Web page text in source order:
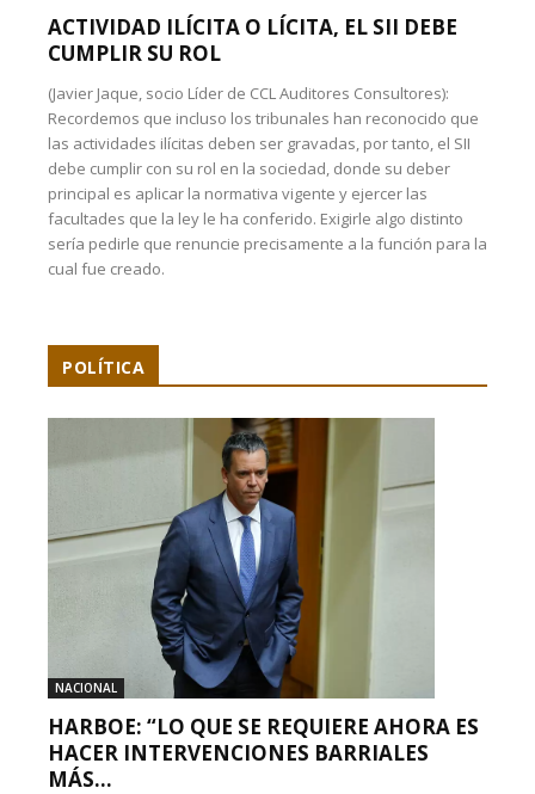
ACTIVIDAD ILÍCITA O LÍCITA, EL SII DEBE
CUMPLIR SU ROL
(Javier Jaque, socio Líder de CCL Auditores Consultores):
Recordemos que incluso los tribunales han reconocido que
las actividades ilícitas deben ser gravadas, por tanto, el SII
debe cumplir con su rol en la sociedad, donde su deber
principal es aplicar la normativa vigente y ejercer las
facultades que la ley le ha conferido. Exigirle algo distinto
sería pedirle que renuncie precisamente a la función para la
cual fue creado.
POLÍTICA
NACIONAL
HARBOE: “LO QUE SE REQUIERE AHORA ES
HACER INTERVENCIONES BARRIALES
MÁS...